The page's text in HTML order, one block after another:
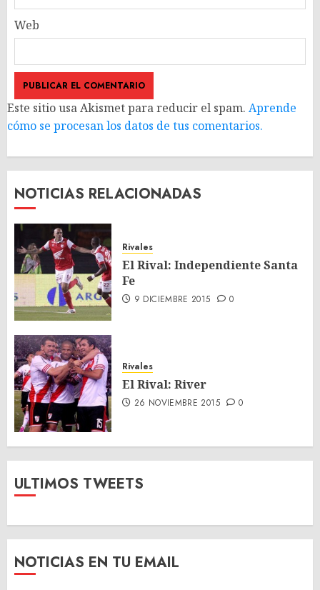
Web
Este sitio usa Akismet para reducir el spam. Aprende
cómo se procesan los datos de tus comentarios.
NOTICIAS RELACIONADAS
Rivales
El Rival: Independiente Santa
Fe
9 DICIEMBRE 2015 0
Rivales
El Rival: River
26 NOVIEMBRE 2015 0
ULTIMOS TWEETS
NOTICIAS EN TU EMAIL